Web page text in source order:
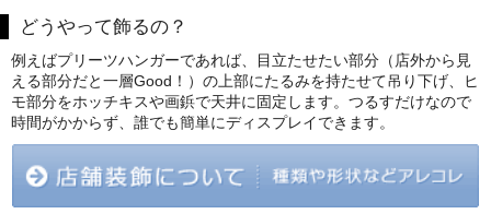
どうやって飾るの？
例えばプリーツハンガーであれば、目立たせたい部分（店外から見
える部分だと一層Good！）の上部にたるみを持たせて吊り下げ、ヒ
モ部分をホッチキスや画鋲で天井に固定します。つるすだけなので
時間がかからず、誰でも簡単にディスプレイできます。